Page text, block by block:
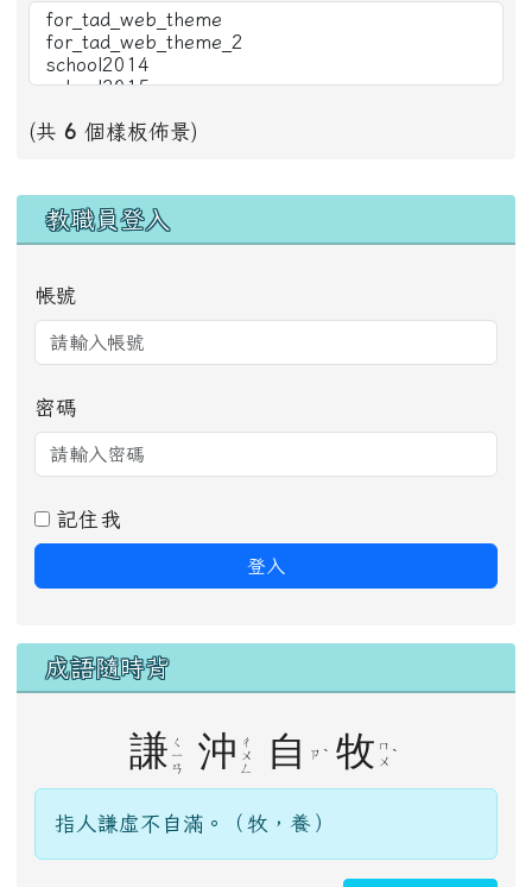
(共 6 個樣板佈景)
右邊區域內容
教職員登入
帳號
密碼
記住我
登入
成語隨時背
謙 ㄑ
ㄧ
ㄢ
沖 ㄔ
ㄨ
ㄥ
自 ㄗ ˋ 牧 ㄇ
ㄨ ˋ
指人謙虛不自滿。（牧，養）